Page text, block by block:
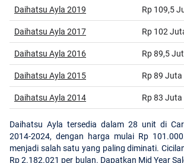
Daihatsu Ayla 2019 Rp 109,5
Daihatsu Ayla 2017 Rp 102
Daihatsu Ayla 2016 Rp 89,5
Daihatsu Ayla 2015 Rp 89 Juta
Daihatsu Ayla 2014 Rp 83 Juta
Daihatsu Ayla tersedia dalam 28 unit di
2014-2024, dengan harga mulai Rp
menjadi salah satu yang paling diminati.
Rp 2.182.021 per bulan. Dapatkan Mid Year